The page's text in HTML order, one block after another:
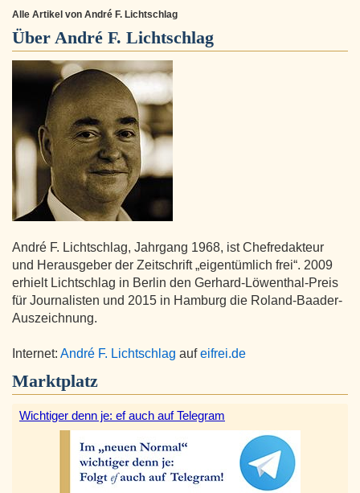
Alle Artikel von André F. Lichtschlag
Über André F. Lichtschlag
André F. Lichtschlag, Jahrgang 1968, ist Chefredakteur
und Herausgeber der Zeitschrift „eigentümlich frei“. 2009
erhielt Lichtschlag in Berlin den Gerhard-Löwenthal-Preis
für Journalisten und 2015 in Hamburg die Roland-Baader-
Auszeichnung.
Internet: André F. Lichtschlag aufeifrei.de
Marktplatz
Wichtiger denn je: ef auch auf Telegram